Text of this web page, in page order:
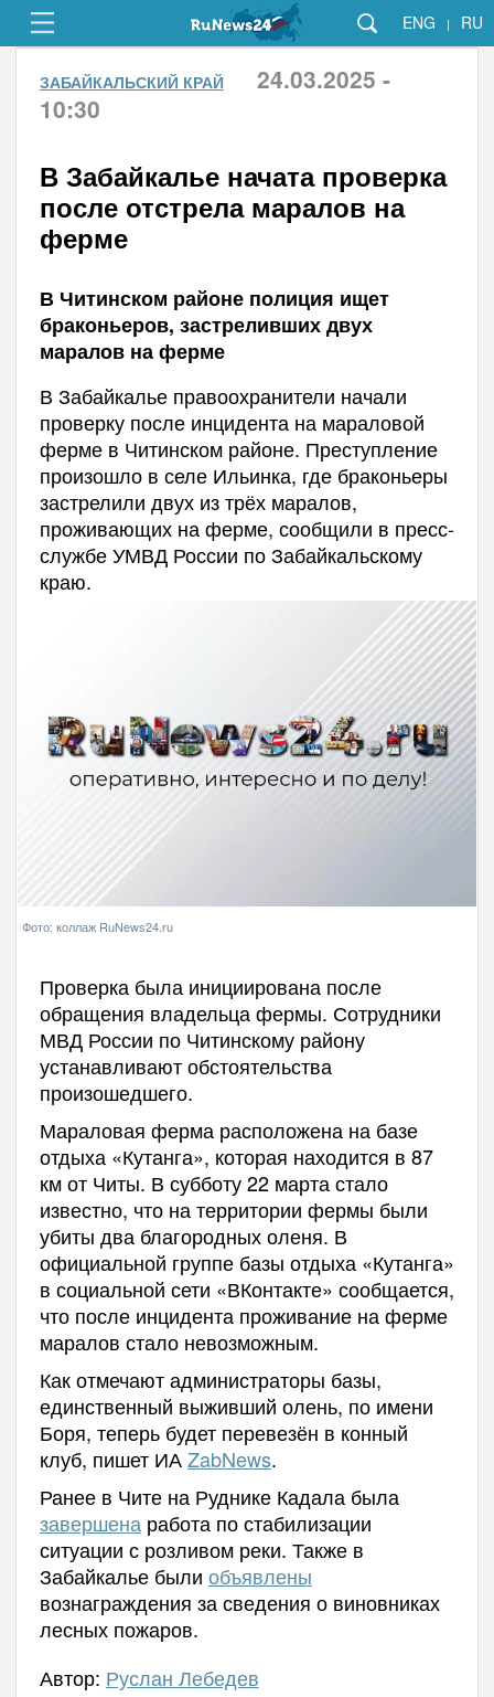
ENG | RU
ЗАБАЙКАЛЬСКИЙ КРАЙ
24.03.2025 -
10:30
В Забайкалье начата проверка
после отстрела маралов на
ферме
В Читинском районе полиция ищет
браконьеров, застреливших двух
маралов на ферме
В Забайкалье правоохранители начали
проверку после инцидента на мараловой
ферме в Читинском районе. Преступление
произошло в селе Ильинка, где браконьеры
застрелили двух из трёх маралов,
проживающих на ферме, сообщили в пресс-
службе УМВД России по Забайкальскому
краю.
Фото: коллаж RuNews24.ru
Проверка была инициирована после
обращения владельца фермы. Сотрудники
МВД России по Читинскому району
устанавливают обстоятельства
произошедшего.
Мараловая ферма расположена на базе
отдыха «Кутанга», которая находится в 87
км от Читы. В субботу 22 марта стало
известно, что на территории фермы были
убиты два благородных оленя. В
официальной группе базы отдыха «Кутанга»
в социальной сети «ВКонтакте» сообщается,
что после инцидента проживание на ферме
маралов стало невозможным.
Как отмечают администраторы базы,
единственный выживший олень, по имени
Боря, теперь будет перевезён в конный
клуб, пишет ИАZabNews.
Ранее в Чите на Руднике Кадала была
завершена работа по стабилизации
ситуации с розливом реки. Также в
Забайкалье были объявлены
вознаграждения за сведения о виновниках
лесных пожаров.
Автор: Руслан Лебедев